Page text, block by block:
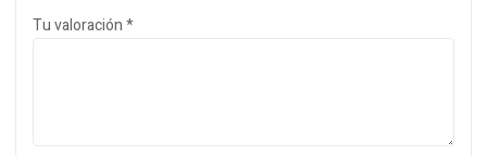
Tu valoración*